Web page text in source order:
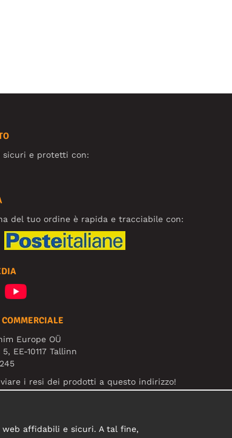
sicuri e protetti con:
del tuo ordine è rapida e tracciabile con:
Europe OÜ
EE-10117 Tallinn
i resi dei prodotti a questo indirizzo!
affidabili e sicuri. A tal fine,